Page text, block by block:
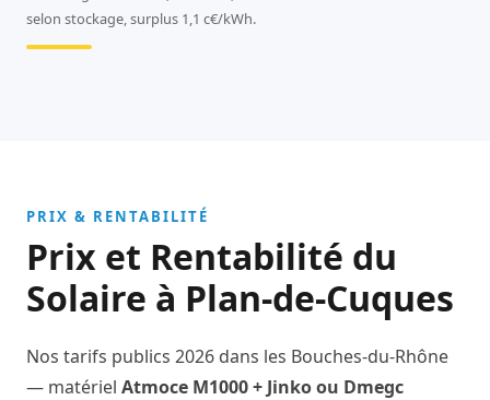
selon stockage, surplus 1,1 c€/kWh.
PRIX & RENTABILITÉ
Prix et Rentabilité du
Solaire à Plan-de-Cuques
Nos tarifs publics 2026 dans les Bouches-du-Rhône
— matériel Atmoce M1000 + Jinko ou Dmegc